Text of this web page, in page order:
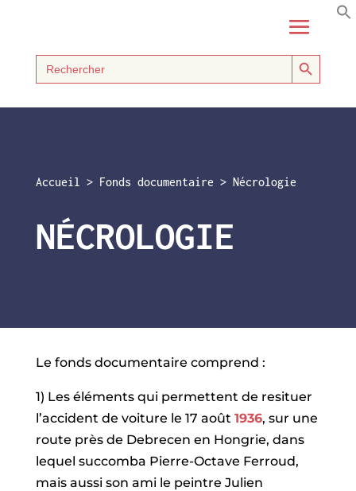
Search
for:
Search Button
Accueil > Fonds documentaire> Nécrologie
NÉCROLOGIE
Le fonds documentaire comprend :
1) Les éléments qui permettent de resituer
l’accident de voiture le 17 août 1936, sur une
route près de Debrecen en Hongrie, dans
lequel succomba Pierre-Octave Ferroud,
mais aussi son ami le peintre Julien